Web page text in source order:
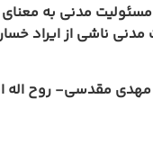
مسئولیت مدنی به
ناشی از ایراد
مقدسی- روح اله